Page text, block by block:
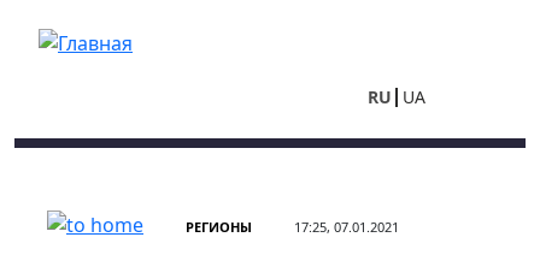
RU UA
РЕГИОНЫ 17:25, 07.01.2021